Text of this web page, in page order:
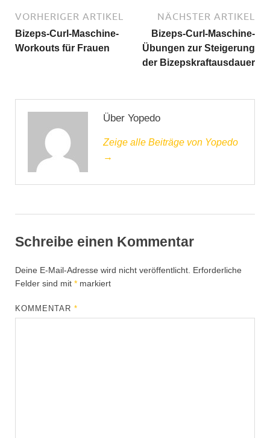
VORHERIGER ARTIKEL
Bizeps-Curl-Maschine-
Workouts für Frauen
NÄCHSTER ARTIKEL
Bizeps-Curl-Maschine-
Übungen zur Steigerung
der Bizepskraftausdauer
Über Yopedo
Zeige alle Beiträge von Yopedo
→
Schreibe einen Kommentar
Deine E-Mail-Adresse wird nicht veröffentlicht. Erforderliche
Felder sind mit * markiert
KOMMENTAR*